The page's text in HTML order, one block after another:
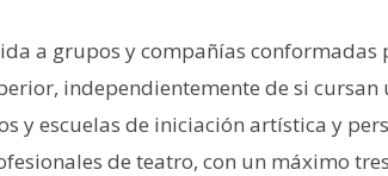
a grupos y compañías conformadas
independientemente de si cursan
y escuelas de iniciación artística y
de teatro, con un máximo